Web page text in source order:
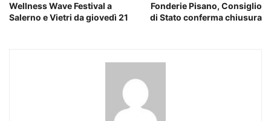
Wellness Wave Festival a
Salerno e Vietri da giovedì 21
Fonderie Pisano, Consiglio
di Stato conferma chiusura